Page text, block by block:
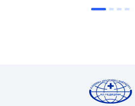
модуляцией интенсивности
облучение: проводит
терапию (SBRT) на
локализаций (легкие, печень,